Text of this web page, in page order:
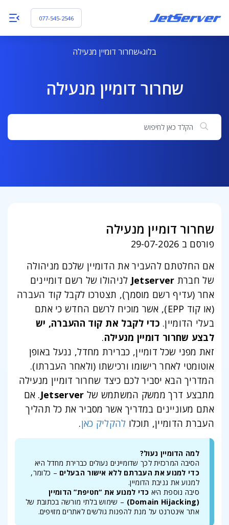
077-545-2546
בלוג שחרור דומיין מנעילה
שחרור דומיין מנעילה
חיפוש
שחרור דומיין מנעילה
פורסם ב 29-07-2026
אם החלטתם להעביר את הדומיין שלכם מניהולה
של חברת Jetserver לניהולו של רשם דומיינים
אחר (עדיף רשם מוסמך), תצטרכו לקבל קוד העברה
(או קוד EPP), אשר מוכיח לרשם החדש כי אתם
בעלי הדומיין. כדי לקבל את קוד ההעברה, יש
לבצע שחרור דומיין מנעילה.
זאת מפני שכל דומיין, כברירת מחדל, ננעל באופן
אוטומטי לאחר רישומו ורכישתו (ולאחר העברתו).
המדריך הבא יסביר לכם כיצד שחרור דומיין מנעילה
מתבצע דרך ממשק המשתמש של Jetserver. אם
אתם מעוניינים במדריך אשר מסביר את כל תהליך
העברת הדומיין, תוכלו להקליק כאן.
למה הדומיין נעול?
הסיבה המרכזית לכך שדומיינים נעולים כברירת מחדל היא
כדי למנוע את העברתם ללא אישור הבעלים – כלומר,
למנוע את גניבת הדומיין.
סיבה נוספת היא כדי למנוע את “חטיפת” הדומיין
(Domain Hijacking)
– שימוש בלתי מורשה בכתובת של
אתר אינטרנט על מנת להפנות גולשים לאתרים מזויפים.